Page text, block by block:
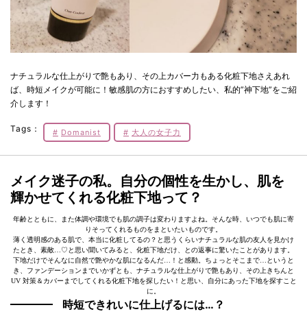
ナチュラルな仕上がりで艶もあり、その上カバー力もある化粧下地さえあれ
ば、時短メイクが可能に！敏感肌の方におすすめしたい、私的”神下地”をご紹
介します！
Tags： Domanist 大人の女子力
メイク迷子の私。自分の個性を生かし、肌を
輝かせてくれる化粧下地って？
年齢とともに、また体調や環境でも肌の調子は変わりますよね。そんな時、いつでも肌に寄
りそってくれるものをまといたいものです。
薄く透明感のある肌で、本当に化粧してるの？と思うくらいナチュラルな肌の友人を見かけ
たとき、素敵…♡と思い聞いてみると、化粧下地だけ、との返事に驚いたことがあります。
下地だけでそんなに自然で艶やかな肌になるんだ…！と感動。ちょっとそこまで…というと
き、ファンデーションまでいかずとも、ナチュラルな仕上がりで艶もあり、その上きちんと
UV 対策＆カバーまでしてくれる化粧下地を探したい！と思い、自分にあった下地を探すこと
に。
時短できれいに仕上げるには…？